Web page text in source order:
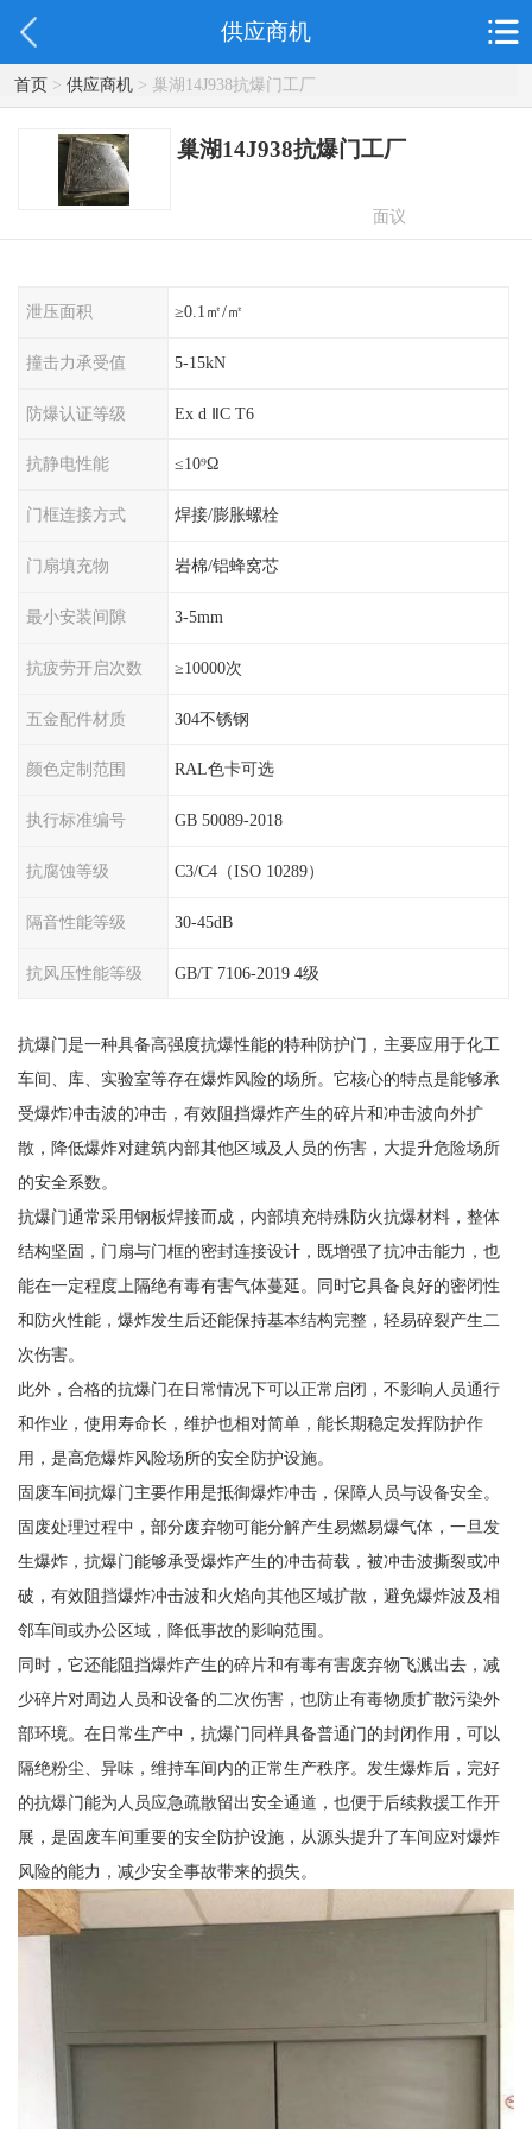
供应商机
首页> 供应商机> 巢湖14J938抗爆门工厂
巢湖14J938抗爆门工厂
面议
泄压面积 ≥0.1㎡/㎡
撞击力承受值 5-15kN
防爆认证等级 Ex d ⅡC T6
抗静电性能 ≤10⁹Ω
门框连接方式 焊接/膨胀螺栓
门扇填充物 岩棉/铝蜂窝芯
最小安装间隙 3-5mm
抗疲劳开启次数 ≥10000次
五金配件材质 304不锈钢
颜色定制范围 RAL色卡可选
执行标准编号 GB 50089-2018
抗腐蚀等级 C3/C4（ISO 10289）
隔音性能等级 30-45dB
抗风压性能等级 GB/T 7106-2019 4级
抗爆门是一种具备高强度抗爆性能的特种防护门，主要应用于化工
车间、库、实验室等存在爆炸风险的场所。它核心的特点是能够承
受爆炸冲击波的冲击，有效阻挡爆炸产生的碎片和冲击波向外扩
散，降低爆炸对建筑内部其他区域及人员的伤害，大提升危险场所
的安全系数。
抗爆门通常采用钢板焊接而成，内部填充特殊防火抗爆材料，整体
结构坚固，门扇与门框的密封连接设计，既增强了抗冲击能力，也
能在一定程度上隔绝有毒有害气体蔓延。同时它具备良好的密闭性
和防火性能，爆炸发生后还能保持基本结构完整，轻易碎裂产生二
次伤害。
此外，合格的抗爆门在日常情况下可以正常启闭，不影响人员通行
和作业，使用寿命长，维护也相对简单，能长期稳定发挥防护作
用，是高危爆炸风险场所的安全防护设施。
固废车间抗爆门主要作用是抵御爆炸冲击，保障人员与设备安全。
固废处理过程中，部分废弃物可能分解产生易燃易爆气体，一旦发
生爆炸，抗爆门能够承受爆炸产生的冲击荷载，被冲击波撕裂或冲
破，有效阻挡爆炸冲击波和火焰向其他区域扩散，避免爆炸波及相
邻车间或办公区域，降低事故的影响范围。
同时，它还能阻挡爆炸产生的碎片和有毒有害废弃物飞溅出去，减
少碎片对周边人员和设备的二次伤害，也防止有毒物质扩散污染外
部环境。在日常生产中，抗爆门同样具备普通门的封闭作用，可以
隔绝粉尘、异味，维持车间内的正常生产秩序。发生爆炸后，完好
的抗爆门能为人员应急疏散留出安全通道，也便于后续救援工作开
展，是固废车间重要的安全防护设施，从源头提升了车间应对爆炸
风险的能力，减少安全事故带来的损失。